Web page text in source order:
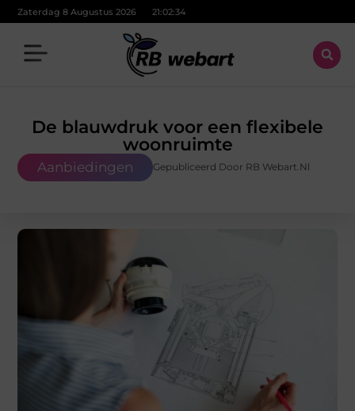
Zaterdag 8 Augustus 2026 21:02:35
De blauwdruk voor een flexibele
woonruimte
Aanbiedingen Gepubliceerd Door RB Webart.nl